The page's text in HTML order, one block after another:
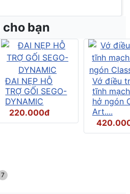
cho bạn
ĐAI NẸP HỖ
TRỢ GỐI SEGO-
DYNAMIC
220.000đ
Vớ điều
tĩnh
hở ngón
Art....
7